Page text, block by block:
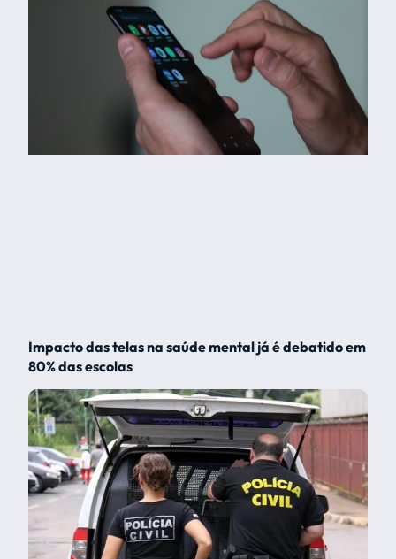
Impacto das telas na saúde mental já é debatido em
80% das escolas